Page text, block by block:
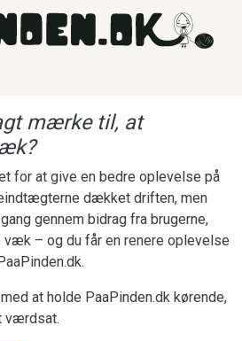
mærke til, at
for at give en bedre oplevelse på
dækket driften, men
gennem bidrag fra brugerne,
væk – og du får en renere oplevelse
at holde PaaPinden.dk kørende,
værdsat.